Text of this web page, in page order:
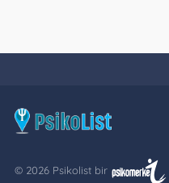
© 2026 Psikolist bir